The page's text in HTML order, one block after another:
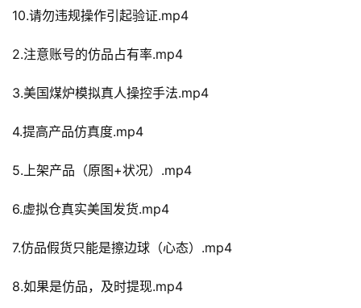
10.请勿违规操作引起验证.mp4
2.注意账号的仿品占有率.mp4
3.美国煤炉模拟真人操控手法.mp4
4.提高产品仿真度.mp4
5.上架产品（原图+状况）.mp4
6.虚拟仓真实美国发货.mp4
7.仿品假货只能是擦边球（心态）.mp4
8.如果是仿品，及时提现.mp4